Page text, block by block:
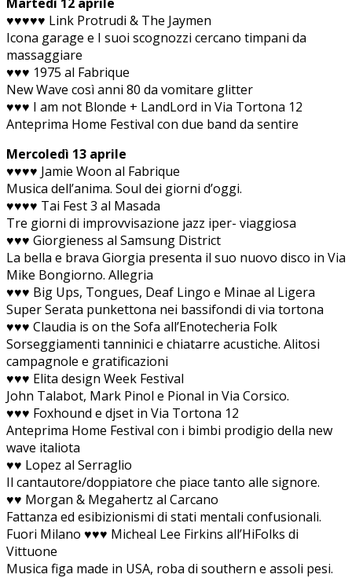
♥♥♥♥♥ Link Protrudi & The Jaymen
Icona garage e I suoi scognozzi cercano timpani da
massaggiare
♥♥♥ 1975 al Fabrique
New Wave così anni 80 da vomitare glitter
♥♥♥ I am not Blonde + LandLord in Via Tortona 12
Anteprima Home Festival con due band da sentire
Mercoledì 13 aprile
♥♥♥♥ Jamie Woon al Fabrique
Musica dell’anima. Soul dei giorni d’oggi.
♥♥♥♥ Tai Fest 3 al Masada
Tre giorni di improvvisazione jazz iper- viaggiosa
♥♥♥ Giorgieness al Samsung District
La bella e brava Giorgia presenta il suo nuovo disco in Via
Mike Bongiorno. Allegria
♥♥♥ Big Ups, Tongues, Deaf Lingo e Minae al Ligera
Super Serata punkettona nei bassifondi di via tortona
♥♥♥ Claudia is on the Sofa all’Enotecheria Folk
Sorseggiamenti tanninici e chiatarre acustiche. Alitosi
campagnole e gratificazioni
♥♥♥ Elita design Week Festival
John Talabot, Mark Pinol e Pional in Via Corsico.
♥♥♥ Foxhound e djset in Via Tortona 12
Anteprima Home Festival con i bimbi prodigio della new
wave italiota
♥♥ Lopez al Serraglio
Il cantautore/doppiatore che piace tanto alle signore.
♥♥ Morgan & Megahertz al Carcano
Fattanza ed esibizionismi di stati mentali confusionali.
Fuori Milano ♥♥♥ Micheal Lee Firkins all’HiFolks di
Vittuone
Musica figa made in USA, roba di southern e assoli pesi.